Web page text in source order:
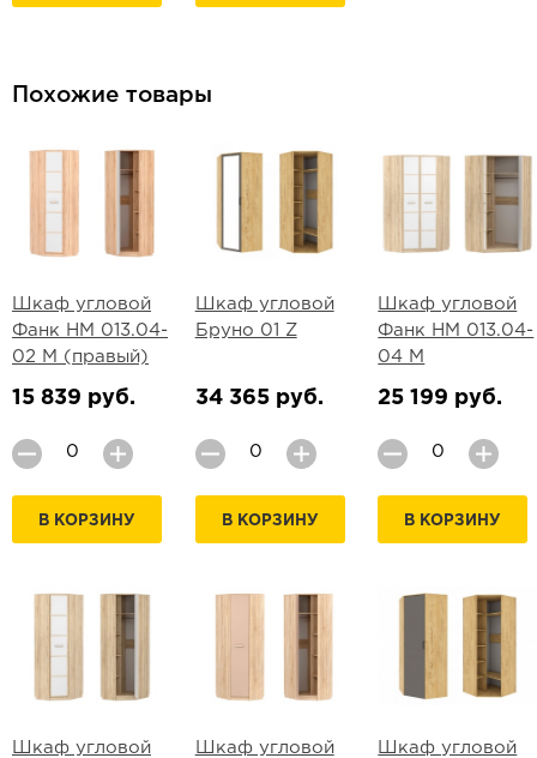
Похожие товары
Шкаф угловой
Фанк НМ 013.04-
02 М (правый)
15 839 руб.
В КОРЗИНУ
Шкаф угловой
Бруно 01 Z
34 365 руб.
В КОРЗИНУ
Шкаф угловой
Фанк НМ 013.04-
04 М
25 199 руб.
В КОРЗИНУ
Шкаф угловой
Шкаф угловой
Шкаф угловой